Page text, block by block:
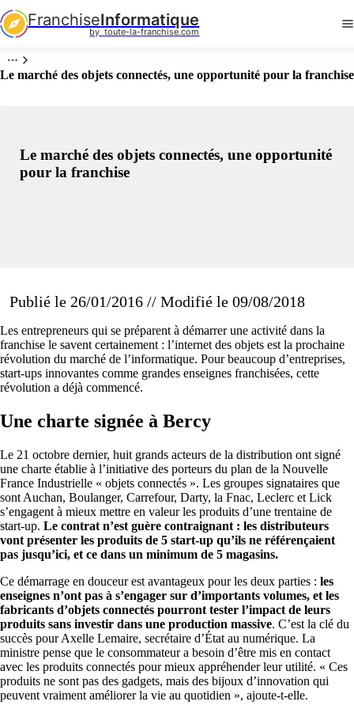
FranchiseInformatique
by  toute-la-franchise.com
Le marché des objets connectés, une opportunité pour la franchise
Le marché des objets connectés, une opportunité
pour la franchise
Publié le 26/01/2016 // Modifié le 09/08/2018
Les entrepreneurs qui se préparent à démarrer une activité dans la
franchise le savent certainement : l’internet des objets est la prochaine
révolution du marché de l’informatique. Pour beaucoup d’entreprises,
start-ups innovantes comme grandes enseignes franchisées, cette
révolution a déjà commencé.
Une charte signée à Bercy
Le 21 octobre dernier, huit grands acteurs de la distribution ont signé
une charte établie à l’initiative des porteurs du plan de la Nouvelle
France Industrielle « objets connectés ». Les groupes signataires que
sont Auchan, Boulanger, Carrefour, Darty, la Fnac, Leclerc et Lick
s’engagent à mieux mettre en valeur les produits d’une trentaine de
start-up. Le contrat n’est guère contraignant : les distributeurs
vont présenter les produits de 5 start-up qu’ils ne référençaient
pas jusqu’ici, et ce dans un minimum de 5 magasins.
Ce démarrage en douceur est avantageux pour les deux parties : les
enseignes n’ont pas à s’engager sur d’importants volumes, et les
fabricants d’objets connectés pourront tester l’impact de leurs
produits sans investir dans une production massive. C’est la clé du
succès pour Axelle Lemaire, secrétaire d’État au numérique. La
ministre pense que le consommateur a besoin d’être mis en contact
avec les produits connectés pour mieux appréhender leur utilité. « Ces
produits ne sont pas des gadgets, mais des bijoux d’innovation qui
peuvent vraiment améliorer la vie au quotidien », ajoute-t-elle.